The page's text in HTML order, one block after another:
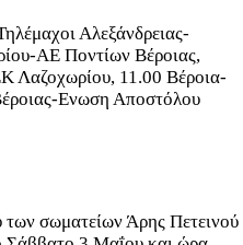
Αλεξάνδρειας-
ΑΕ Ποντίων Βέροιας,
Λαζοχωρίου, 11.00 Βέροια-
Ενωση Αποστόλου
των σωματείων Άρης Πετεινού